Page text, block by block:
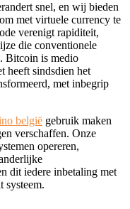
snel, en wij bieden
met virtuele currency te
verenigt rapiditeit,
die conventionele
Bitcoin is medio
heeft sindsdien het
met inbegrip
belgië gebruik maken
verschaffen. Onze
opereren,
dit iedere inbetaling met
systeem.